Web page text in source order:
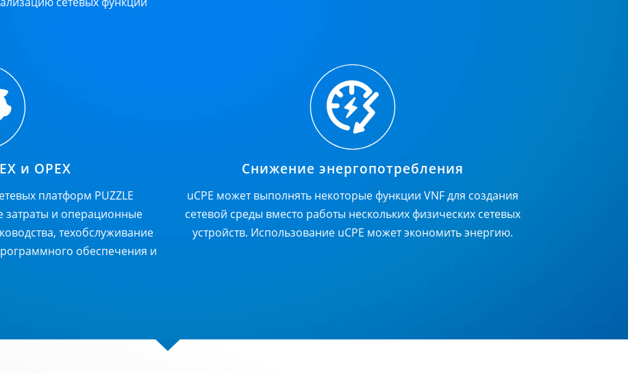
и OPEX
платформ PUZZLE
затраты и операционные
техобслуживание
обеспечения и
Снижение энергопотребления
uCPE может выполнять некоторые функции VNF для создания
сетевой среды вместо работы нескольких физических сетевых
устройств. Использование uCPE может экономить энергию.